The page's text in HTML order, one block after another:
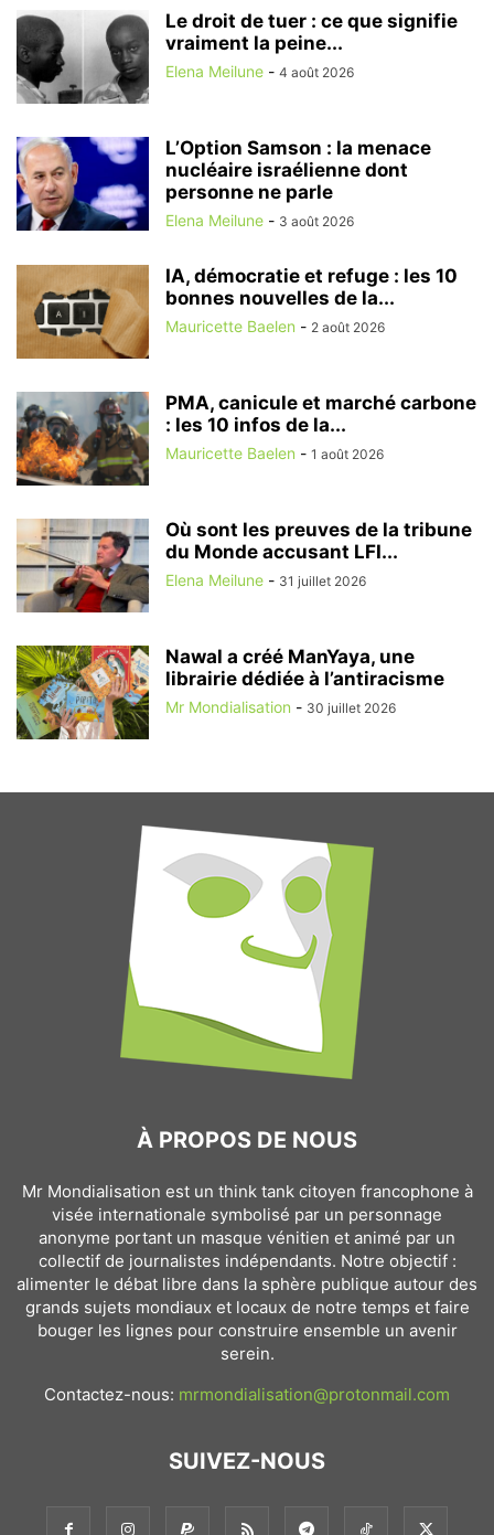
Le droit de tuer : ce que signifie
vraiment la peine...
Elena Meilune - 4 août 2026
L’Option Samson : la menace
nucléaire israélienne dont
personne ne parle
Elena Meilune - 3 août 2026
IA, démocratie et refuge : les 10
bonnes nouvelles de la...
Mauricette Baelen - 2 août 2026
PMA, canicule et marché carbone
: les 10 infos de la...
Mauricette Baelen - 1 août 2026
Où sont les preuves de la tribune
du Monde accusant LFI...
Elena Meilune - 31 juillet 2026
Nawal a créé ManYaya, une
librairie dédiée à l’antiracisme
Mr Mondialisation - 30 juillet 2026
À PROPOS DE NOUS
Mr Mondialisation est un think tank citoyen francophone à
visée internationale symbolisé par un personnage
anonyme portant un masque vénitien et animé par un
collectif de journalistes indépendants. Notre objectif :
alimenter le débat libre dans la sphère publique autour des
grands sujets mondiaux et locaux de notre temps et faire
bouger les lignes pour construire ensemble un avenir
serein.
Contactez-nous: mrmondialisation@protonmail.com
SUIVEZ-NOUS